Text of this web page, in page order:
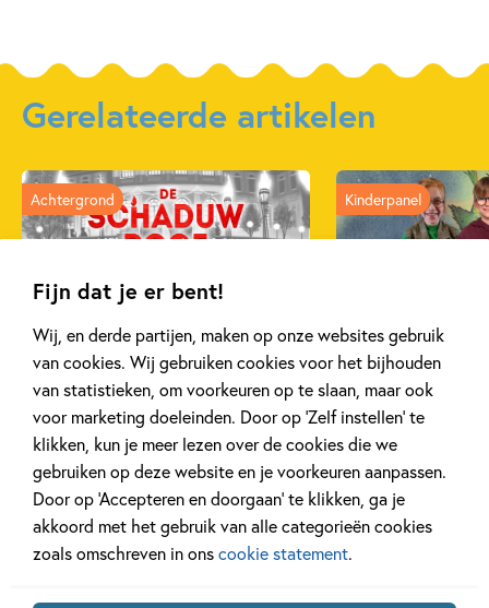
Fijn dat je er bent!
Wij, en derde partijen, maken op onze websites gebruik
van cookies. Wij gebruiken cookies voor het bijhouden
van statistieken, om voorkeuren op te slaan, maar ook
voor marketing doeleinden. Door op ‘Zelf instellen’ te
klikken, kun je meer lezen over de cookies die we
gebruiken op deze website en je voorkeuren aanpassen.
Door op ‘Accepteren en doorgaan’ te klikken, ga je
akkoord met het gebruik van alle categorieën cookies
zoals omschreven in onscookie statement.
Gerelateerde artikelen
20 APRIL 2026
Oplossing ‘De schaduwroof’
puzzel!
Achtergrond
Lees meer
27 FEBRUARI 2026
Ons
regent ganzen’
Kinderpanel
Bekijk alle artikelen